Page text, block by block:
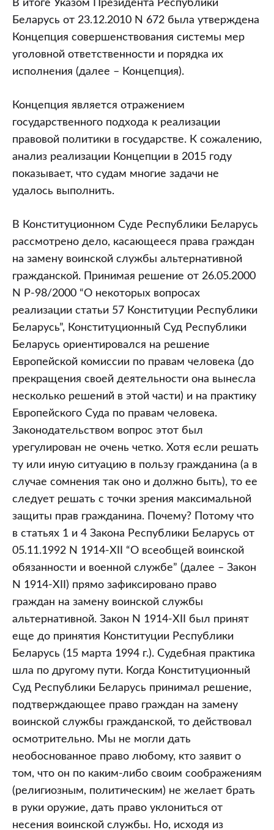
В итоге Указом Президента Республики
Беларусь от 23.12.2010 N 672 была утверждена
Концепция совершенствования системы мер
уголовной ответственности и порядка их
исполнения (далее – Концепция).
Концепция является отражением
государственного подхода к реализации
правовой политики в государстве. К сожалению,
анализ реализации Концепции в 2015 году
показывает, что судам многие задачи не
удалось выполнить.
В Конституционном Суде Республики Беларусь
рассмотрено дело, касающееся права граждан
на замену воинской службы альтернативной
гражданской. Принимая решение от 26.05.2000
N Р-98/2000 “О некоторых вопросах
реализации статьи 57 Конституции Республики
Беларусь”, Конституционный Суд Республики
Беларусь ориентировался на решение
Европейской комиссии по правам человека (до
прекращения своей деятельности она вынесла
несколько решений в этой части) и на практику
Европейского Суда по правам человека.
Законодательством вопрос этот был
урегулирован не очень четко. Хотя если решать
ту или иную ситуацию в пользу гражданина (а в
случае сомнения так оно и должно быть), то ее
следует решать с точки зрения максимальной
защиты прав гражданина. Почему? Потому что
в статьях 1 и 4 Закона Республики Беларусь от
05.11.1992 N 1914-XII “О всеобщей воинской
обязанности и военной службе” (далее – Закон
N 1914-XII) прямо зафиксировано право
граждан на замену воинской службы
альтернативной. Закон N 1914-XII был принят
еще до принятия Конституции Республики
Беларусь (15 марта 1994 г.). Судебная практика
шла по другому пути. Когда Конституционный
Суд Республики Беларусь принимал решение,
подтверждающее право граждан на замену
воинской службы гражданской, то действовал
осмотрительно. Мы не могли дать
необоснованное право любому, кто заявит о
том, что он по каким-либо своим соображениям
(религиозным, политическим) не желает брать
в руки оружие, дать право уклониться от
несения воинской службы. Но, исходя из